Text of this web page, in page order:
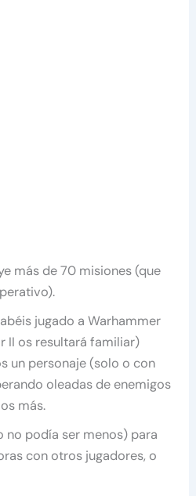
más de 70 misiones (que
jugado a Warhammer
II os resultará familiar)
un personaje (solo o con
oleadas de enemigos
más.
no podía ser menos) para
con otros jugadores, o